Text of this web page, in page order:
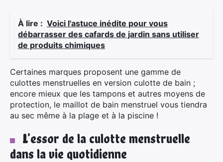
À lire : Voici l'astuce inédite pour vous
débarrasser des cafards de jardin sans utiliser
de produits chimiques
Certaines marques proposent une gamme de
culottes menstruelles en version culotte de bain ;
encore mieux que les tampons et autres moyens de
protection, le maillot de bain menstruel vous tiendra
au sec même à la plage et à la piscine !
L’essor de la culotte menstruelle
dans la vie quotidienne